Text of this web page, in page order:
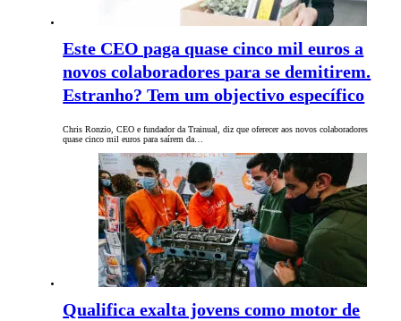
Este CEO paga quase cinco mil euros a
novos colaboradores para se demitirem.
Estranho? Tem um objectivo específico
Chris Ronzio, CEO e fundador da Trainual, diz que oferecer aos novos colaboradores
quase cinco mil euros para saírem da…
Qualifica exalta jovens como motor de